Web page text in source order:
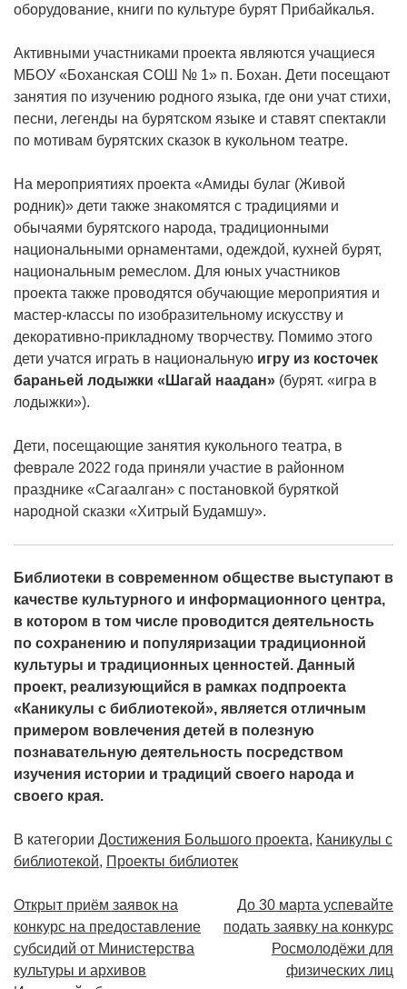
оборудование, книги по культуре бурят Прибайкалья.
Активными участниками проекта являются учащиеся
МБОУ «Боханская СОШ № 1» п. Бохан. Дети посещают
занятия по изучению родного языка, где они учат стихи,
песни, легенды на бурятском языке и ставят спектакли
по мотивам бурятских сказок в кукольном театре.
На мероприятиях проекта «Амиды булаг (Живой
родник)» дети также знакомятся с традициями и
обычаями бурятского народа, традиционными
национальными орнаментами, одеждой, кухней бурят,
национальным ремеслом. Для юных участников
проекта также проводятся обучающие мероприятия и
мастер-классы по изобразительному искусству и
декоративно-прикладному творчеству. Помимо этого
дети учатся играть в национальную игру из косточек
бараньей лодыжки «Шагай наадан» (бурят. «игра в
лодыжки»).
Дети, посещающие занятия кукольного театра, в
феврале 2022 года приняли участие в районном
празднике «Сагаалган» с постановкой буряткой
народной сказки «Хитрый Будамшу».
Библиотеки в современном обществе выступают в
качестве культурного и информационного центра,
в котором в том числе проводится деятельность
по сохранению и популяризации традиционной
культуры и традиционных ценностей. Данный
проект, реализующийся в рамках подпроекта
«Каникулы с библиотекой», является отличным
примером вовлечения детей в полезную
познавательную деятельность посредством
изучения истории и традиций своего народа и
своего края.
В категории Достижения Большого проекта, Каникулы с
библиотекой, Проекты библиотек
Навигация
по
записям
Открыт приём заявок на
конкурс на предоставление
субсидий от Министерства
культуры и архивов
До 30 марта успевайте
подать заявку на конкурс
Росмолодёжи для
физических лиц